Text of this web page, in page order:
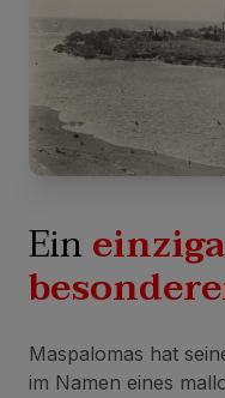
Ein
Maspalomas hat
im Namen eines